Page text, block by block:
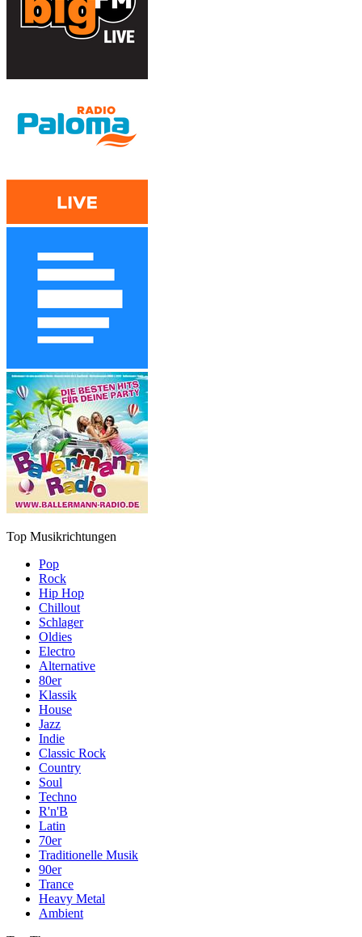
Top Musikrichtungen
Pop
Rock
Hip Hop
Chillout
Schlager
Oldies
Electro
Alternative
80er
Klassik
House
Jazz
Indie
Classic Rock
Country
Soul
Techno
R'n'B
Latin
70er
Traditionelle Musik
90er
Trance
Heavy Metal
Ambient